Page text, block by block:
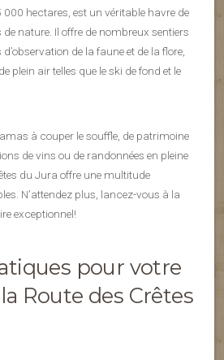
000 hectares, est un véritable havre de
nature. Il offre de nombreux sentiers
de la faune et de la flore,
plein air telles que le ski de fond et le
à couper le souffle, de patrimoine
de vins ou de randonnées en pleine
du Jura offre une multitude
N’attendez plus, lancez-vous à la
exceptionnel!
pour votre
Route des Crêtes